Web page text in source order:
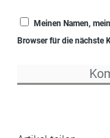
Meinen Namen,
Browser für die nächste